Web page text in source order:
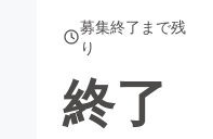
募集終了まで残
り
終了